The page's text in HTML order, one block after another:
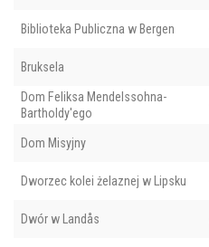
Biblioteka Publiczna w Bergen
Bruksela
Dom Feliksa Mendelssohna-
Bartholdy'ego
Dom Misyjny
Dworzec kolei żelaznej w Lipsku
Dwór w Landås